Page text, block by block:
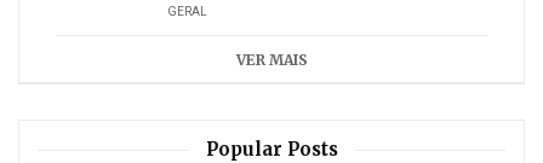
GERAL
VER MAIS
Popular Posts